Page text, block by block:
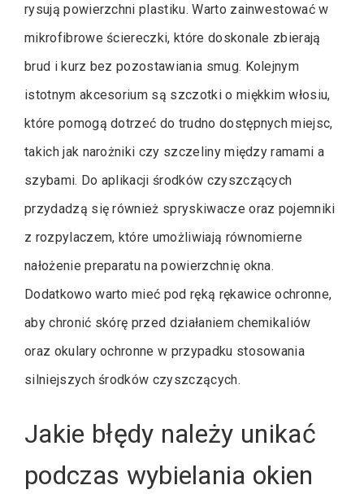
rysują powierzchni plastiku. Warto zainwestować w
mikrofibrowe ściereczki, które doskonale zbierają
brud i kurz bez pozostawiania smug. Kolejnym
istotnym akcesorium są szczotki o miękkim włosiu,
które pomogą dotrzeć do trudno dostępnych miejsc,
takich jak narożniki czy szczeliny między ramami a
szybami. Do aplikacji środków czyszczących
przydadzą się również spryskiwacze oraz pojemniki
z rozpylaczem, które umożliwiają równomierne
nałożenie preparatu na powierzchnię okna.
Dodatkowo warto mieć pod ręką rękawice ochronne,
aby chronić skórę przed działaniem chemikaliów
oraz okulary ochronne w przypadku stosowania
silniejszych środków czyszczących.
Jakie błędy należy unikać
podczas wybielania okien